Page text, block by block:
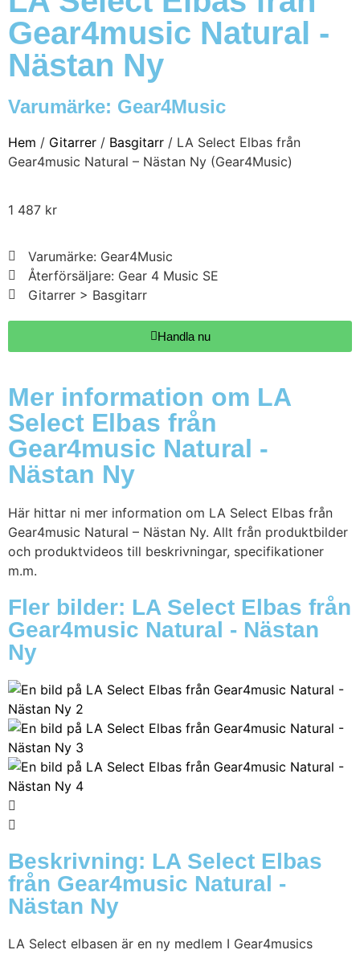
Gear4music Natural -
Nästan Ny
Varumärke: Gear4Music
Hem / Gitarrer / Basgitarr / LA Select Elbas från
Gear4music Natural – Nästan Ny (Gear4Music)
1 487 kr
Varumärke: Gear4Music
Återförsäljare: Gear 4 Music SE
Gitarrer > Basgitarr
Handla nu
Mer information om LA
Select Elbas från
Gear4music Natural -
Nästan Ny
Här hittar ni mer information om LA Select Elbas från
Gear4music Natural – Nästan Ny. Allt från produktbilder
och produktvideos till beskrivningar, specifikationer
m.m.
Fler bilder: LA Select Elbas från
Gear4music Natural - Nästan
Ny
Beskrivning: LA Select Elbas
från Gear4music Natural -
Nästan Ny
LA Select elbasen är en ny medlem I Gear4musics